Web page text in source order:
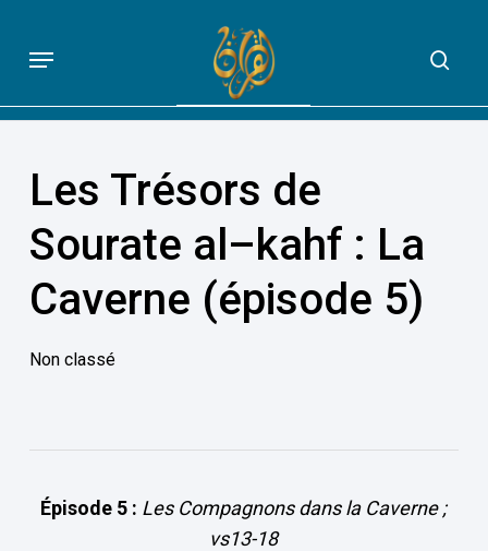
main
content
QUE DIT VRAIMENT LE CORAN
Menu
Les Trésors de
Sourate al–kahf : La
Caverne (épisode 5)
Non classé
Épisode 5 : Les Compagnons dans la Caverne ;
vs13-18